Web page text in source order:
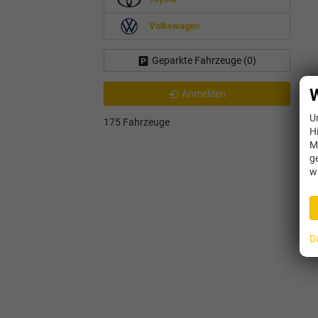
Volkswagen
Geparkte Fahrzeuge (0)
Anmelden
175 Fahrzeuge